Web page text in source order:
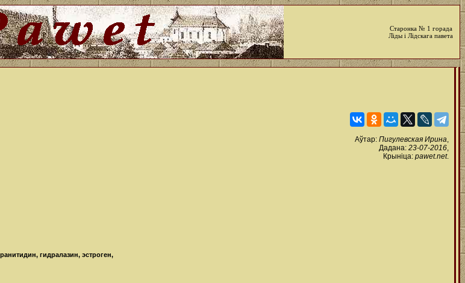
Старонка № 1 горада
Ліды і Лідскага павета
Аўтар: Пигулевская Ирина,
Дадана: 23-07-2016,
Крыніца: pawet.net.
гидралазин, эстроген,